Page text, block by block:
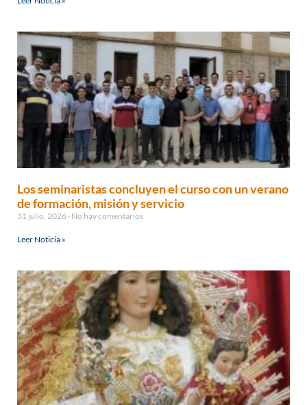
Los seminaristas concluyen el curso con un verano
de formación, misión y servicio
31 julio, 2026 No hay comentarios
Leer Noticia »